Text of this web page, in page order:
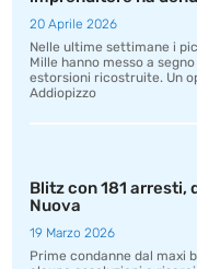
20 Aprile 2026
Nelle ultime settimane i
Mille hanno messo a
estorsioni ricostruite. Un
Addiopizzo
Blitz con 181 arresti,
Nuova
19 Marzo 2026
Prime condanne dal maxi